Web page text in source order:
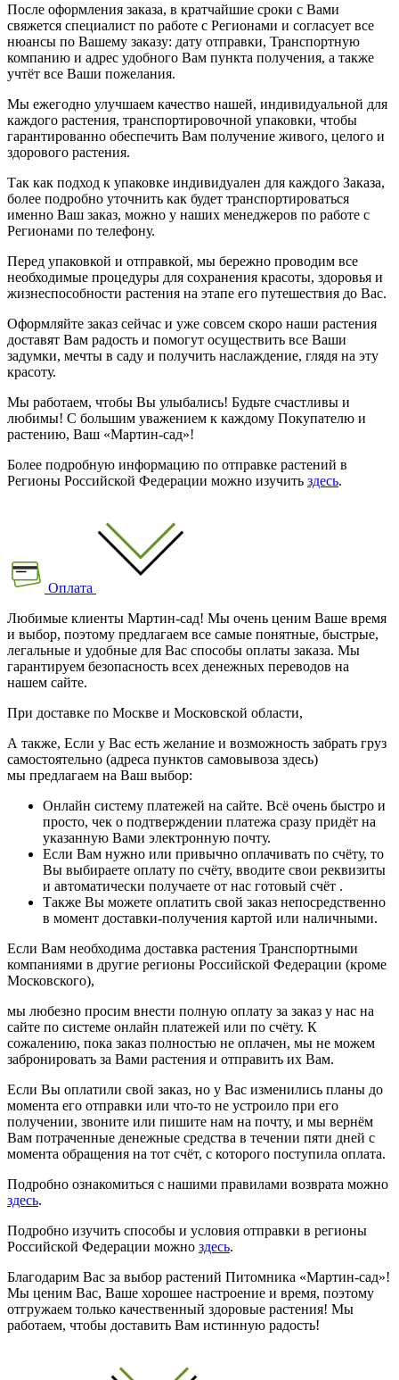
После оформления заказа, в кратчайшие сроки с Вами
свяжется специалист по работе с Регионами и согласует все
нюансы по Вашему заказу: дату отправки, Транспортную
компанию и адрес удобного Вам пункта получения, а также
учтёт все Ваши пожелания.
Мы ежегодно улучшаем качество нашей, индивидуальной для
каждого растения, транспортировочной упаковки, чтобы
гарантированно обеспечить Вам получение живого, целого и
здорового растения.
Так как подход к упаковке индивидуален для каждого Заказа,
более подробно уточнить как будет транспортироваться
именно Ваш заказ, можно у наших менеджеров по работе с
Регионами по телефону.
Перед упаковкой и отправкой, мы бережно проводим все
необходимые процедуры для сохранения красоты, здоровья и
жизнеспособности растения на этапе его путешествия до Вас.
Оформляйте заказ сейчас и уже совсем скоро наши растения
доставят Вам радость и помогут осуществить все Ваши
задумки, мечты в саду и получить наслаждение, глядя на эту
красоту.
Мы работаем, чтобы Вы улыбались! Будьте счастливы и
любимы! С большим уважением к каждому Покупателю и
растению, Ваш «Мартин-сад»!
Более подробную информацию по отправке растений в
Регионы Российской Федерации можно изучить здесь.
Оплата
Любимые клиенты Мартин-сад! Мы очень ценим Ваше время
и выбор, поэтому предлагаем все самые понятные, быстрые,
легальные и удобные для Вас способы оплаты заказа. Мы
гарантируем безопасность всех денежных переводов на
нашем сайте.
При доставке по Москве и Московской области,
А также, Если у Вас есть желание и возможность забрать груз
самостоятельно (адреса пунктов самовывоза здесь)
мы предлагаем на Ваш выбор:
Онлайн систему платежей на сайте. Всё очень быстро и
просто, чек о подтверждении платежа сразу придёт на
указанную Вами электронную почту.
Если Вам нужно или привычно оплачивать по счёту, то
Вы выбираете оплату по счёту, вводите свои реквизиты
и автоматически получаете от нас готовый счёт .
Также Вы можете оплатить свой заказ непосредственно
в момент доставки-получения картой или наличными.
Если Вам необходима доставка растения Транспортными
компаниями в другие регионы Российской Федерации (кроме
Московского),
мы любезно просим внести полную оплату за заказ у нас на
сайте по системе онлайн платежей или по счёту. К
сожалению, пока заказ полностью не оплачен, мы не можем
забронировать за Вами растения и отправить их Вам.
Если Вы оплатили свой заказ, но у Вас изменились планы до
момента его отправки или что-то не устроило при его
получении, звоните или пишите нам на почту, и мы вернём
Вам потраченные денежные средства в течении пяти дней с
момента обращения на тот счёт, с которого поступила оплата.
Подробно ознакомиться с нашими правилами возврата можно
здесь.
Подробно изучить способы и условия отправки в регионы
Российской Федерации можно здесь.
Благодарим Вас за выбор растений Питомника «Мартин-сад»!
Мы ценим Вас, Ваше хорошее настроение и время, поэтому
отгружаем только качественный здоровые растения! Мы
работаем, чтобы доставить Вам истинную радость!